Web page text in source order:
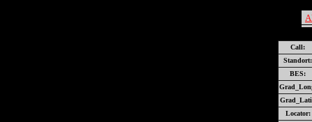
Call:
Standort:
BES:
Locator: